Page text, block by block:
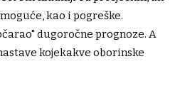
kao i pogreške.
dugoročne prognoze. A
kojekakve oborinske